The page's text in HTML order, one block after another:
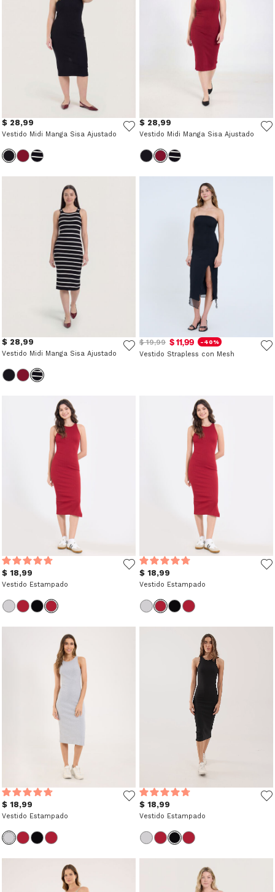
$ 28,99
Vestido Midi Manga Sisa Ajustado
$ 28,99
Vestido Midi Manga Sisa Ajustado
$ 28,99
Vestido Midi Manga Sisa Ajustado
$ 19,99 $ 11,99 -40%
Vestido Strapless con Mesh
$ 18,99
Vestido Estampado
$ 18,99
Vestido Estampado
$ 18,99
Vestido Estampado
$ 18,99
Vestido Estampado